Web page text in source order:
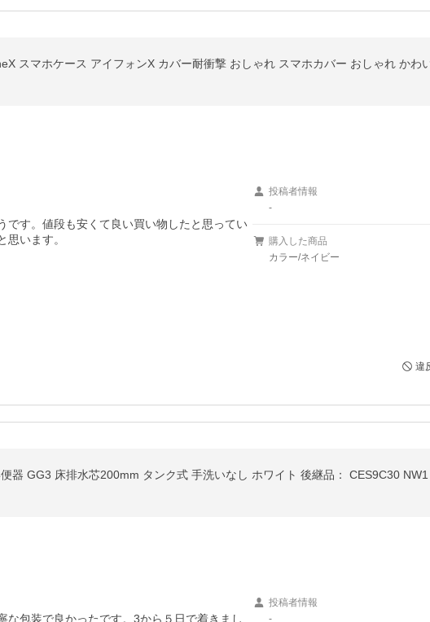
スマホケース アイフォンX カバー耐衝撃 おしゃれ スマホカバー おしゃれ かわ
です。値段も安くて良い買い物したと思ってい
います。
投稿者情報
-
購入した商品
カラー/ネイビー
違
器 GG3 床排水芯200mm タンク式 手洗いなし ホワイト 後継品： CES9C30
な包装で良かったです。3から５日で着きまし
投稿者情報
-